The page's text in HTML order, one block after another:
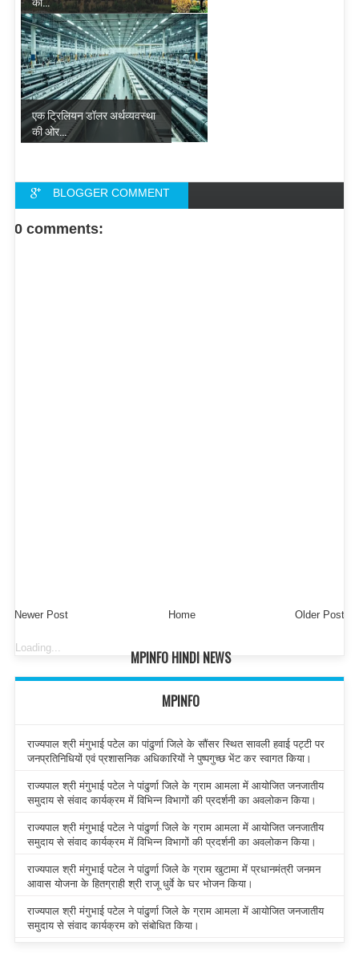
एक ट्रिलियन डॉलर अर्थव्यवस्था
की ओर...
BLOGGER COMMENT
FACEBOOK COMMENT
0 comments:
Newer Post Older Post
Home
MPINFO HINDI NEWS
Loading...
MPINFO
राज्यपाल श्री मंगुभाई पटेल का पांढुर्णा जिले के सौंसर स्थित सावली हवाई पट्टी पर
जनप्रतिनिधियों एवं प्रशासनिक अधिकारियों ने पुष्पगुच्छ भेंट कर स्वागत किया।
राज्यपाल श्री मंगुभाई पटेल ने पांढुर्णा जिले के ग्राम आमला में आयोजित जनजातीय
समुदाय से संवाद कार्यक्रम में विभिन्न विभागों की प्रदर्शनी का अवलोकन किया।
राज्यपाल श्री मंगुभाई पटेल ने पांढुर्णा जिले के ग्राम आमला में आयोजित जनजातीय
समुदाय से संवाद कार्यक्रम में विभिन्न विभागों की प्रदर्शनी का अवलोकन किया।
राज्यपाल श्री मंगुभाई पटेल ने पांढुर्णा जिले के ग्राम खुटामा में प्रधानमंत्री जनमन
आवास योजना के हितग्राही श्री राजू धुर्वे के घर भोजन किया।
राज्यपाल श्री मंगुभाई पटेल ने पांढुर्णा जिले के ग्राम आमला में आयोजित जनजातीय
समुदाय से संवाद कार्यक्रम को संबोधित किया।